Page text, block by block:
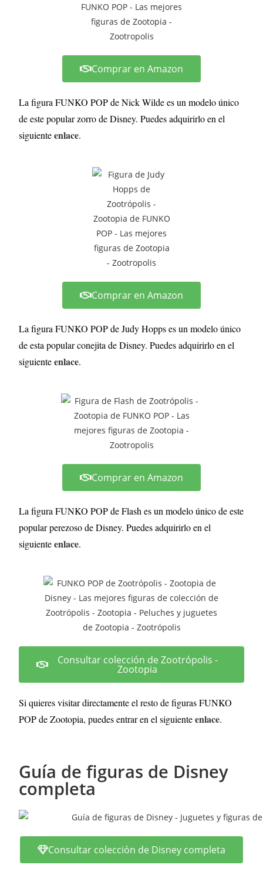
Comprar en Amazon
La figura FUNKO POP de Nick Wilde es un modelo único
de este popular zorro de Disney. Puedes adquirirlo en el
siguienteenlace.
Comprar en Amazon
La figura FUNKO POP de Judy Hopps es un modelo único
de esta popular conejita de Disney. Puedes adquirirlo en el
siguienteenlace.
Comprar en Amazon
La figura FUNKO POP de Flash es un modelo único de este
popular perezoso de Disney. Puedes adquirirlo en el
siguienteenlace.
Consultar colección de Zootrópolis -
Zootopia
Si quieres visitar directamente el resto de figuras FUNKO
POP de Zootopia, puedes entrar en el siguienteenlace.
Guía de figuras de Disney
completa
Consultar colección de Disney completa